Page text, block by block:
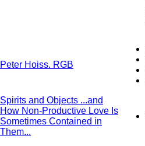
Peter Hoiss. RGB
Spirits and Objects ...and
How Non-Productive Love Is
Sometimes Contained in
Them...